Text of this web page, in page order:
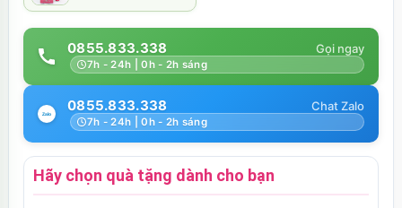
0855.833.338
7h - 24h | 0h - 2h sáng
0855.833.338
7h - 24h | 0h - 2h sáng
Hãy chọn quà tặng dành cho bạn